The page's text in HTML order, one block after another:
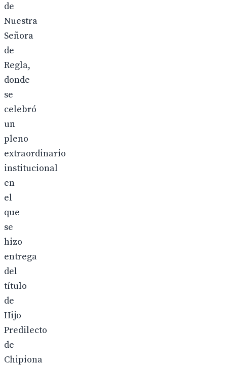
de
Nuestra
Señora
de
Regla,
donde
se
celebró
un
pleno
extraordinario
institucional
en
el
que
se
hizo
entrega
del
título
de
Hijo
Predilecto
de
Chipiona